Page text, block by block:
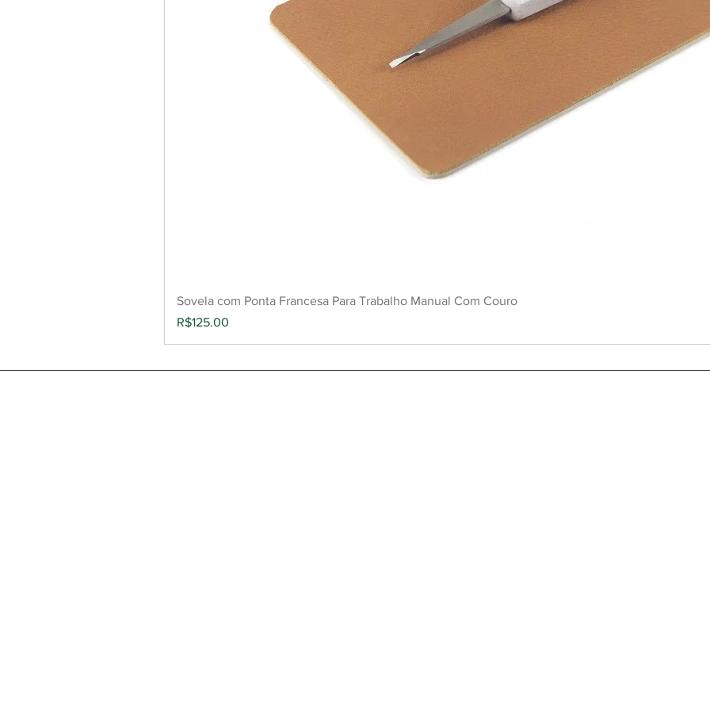
Quick View
Sovela com Ponta Francesa Para Trabalho Manual Com Couro
Price
R$125.00